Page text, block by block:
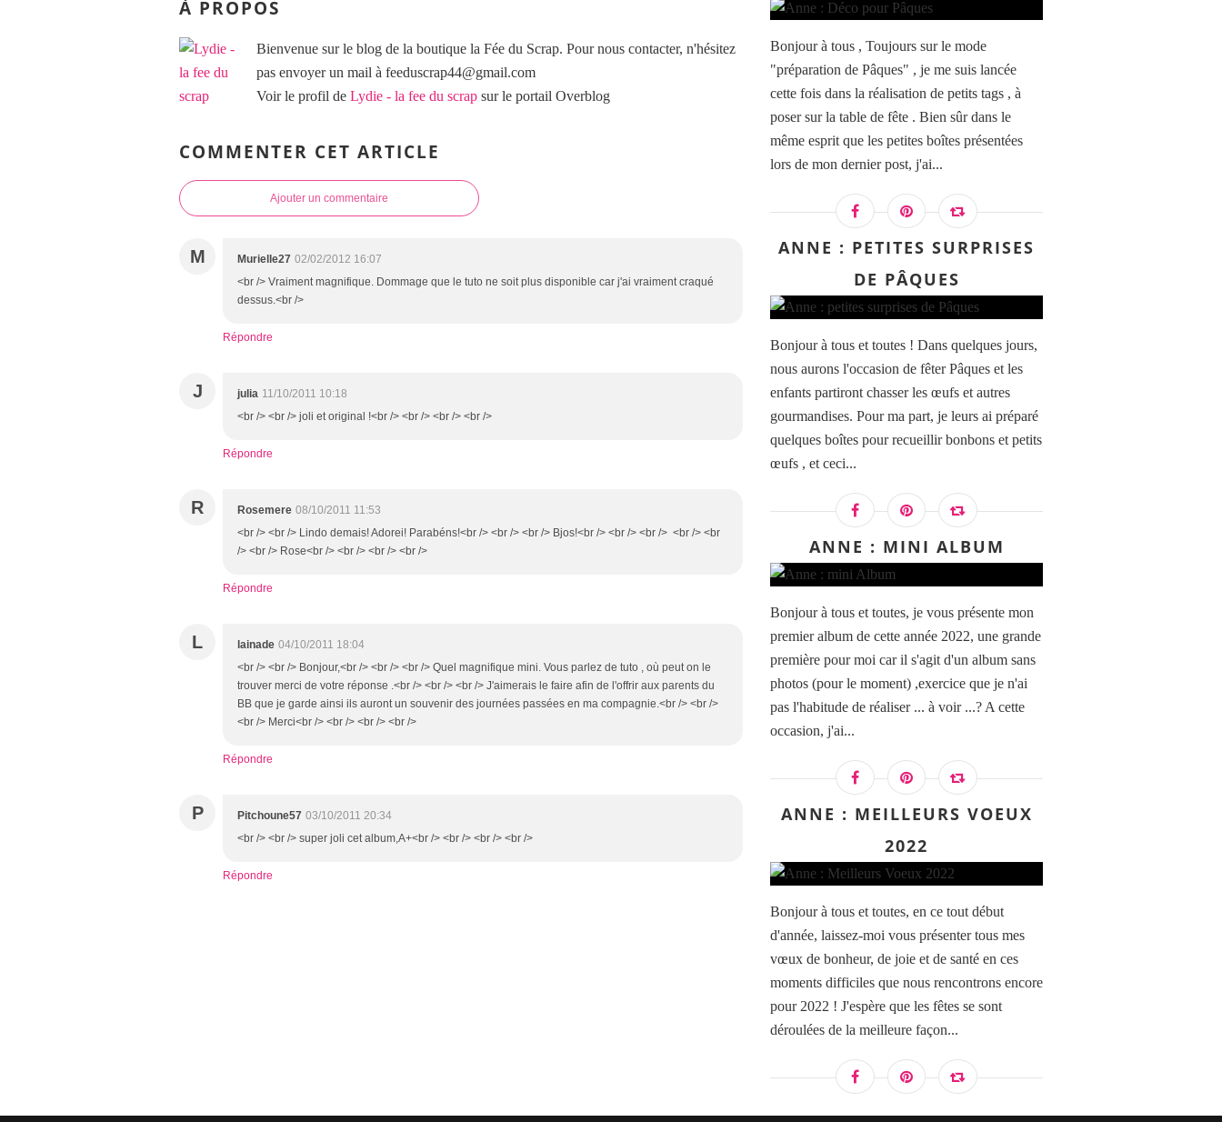
À PROPOS
Bienvenue sur le blog de la boutique la Fée du Scrap. Pour nous contacter, n'hésitez
pas envoyer un mail à feeduscrap44@gmail.com
Voir le profil de Lydie - la fee du scrap sur le portail Overblog
COMMENTER CET ARTICLE
Ajouter un commentaire
M Murielle27 02/02/2012 16:07
<br /> Vraiment magnifique. Dommage que le tuto ne soit plus disponible car j'ai vraiment craqué
dessus.<br />
Répondre
J julia 11/10/2011 10:18
<br /> <br /> joli et original !<br /> <br /> <br /> <br />
Répondre
R Rosemere 08/10/2011 11:53
<br /> <br /> Lindo demais! Adorei! Parabéns!<br /> <br /> <br /> Bjos!<br /> <br /> <br /> <br /> <br
/> <br /> Rose<br /> <br /> <br /> <br />
Répondre
L lainade 04/10/2011 18:04
<br /> <br /> Bonjour,<br /> <br /> <br /> Quel magnifique mini. Vous parlez de tuto , où peut on le
trouver merci de votre réponse .<br /> <br /> <br /> J'aimerais le faire afin de l'offrir aux parents du
BB que je garde ainsi ils auront un souvenir des journées passées en ma compagnie.<br /> <br />
<br /> Merci<br /> <br /> <br /> <br />
Répondre
P Pitchoune57 03/10/2011 20:34
<br /> <br /> super joli cet album,A+<br /> <br /> <br /> <br />
Répondre
Bonjour à tous , Toujours sur le mode
"préparation de Pâques" , je me suis lancée
cette fois dans la réalisation de petits tags , à
poser sur la table de fête . Bien sûr dans le
même esprit que les petites boîtes présentées
lors de mon dernier post, j'ai...
ANNE : PETITES SURPRISES
DE PÂQUES
Bonjour à tous et toutes ! Dans quelques jours,
nous aurons l'occasion de fêter Pâques et les
enfants partiront chasser les œufs et autres
gourmandises. Pour ma part, je leurs ai préparé
quelques boîtes pour recueillir bonbons et petits
œufs , et ceci...
ANNE : MINI ALBUM
Bonjour à tous et toutes, je vous présente mon
premier album de cette année 2022, une grande
première pour moi car il s'agit d'un album sans
photos (pour le moment) ,exercice que je n'ai
pas l'habitude de réaliser ... à voir ...? A cette
occasion, j'ai...
ANNE : MEILLEURS VOEUX
2022
Bonjour à tous et toutes, en ce tout début
d'année, laissez-moi vous présenter tous mes
vœux de bonheur, de joie et de santé en ces
moments difficiles que nous rencontrons encore
pour 2022 ! J'espère que les fêtes se sont
déroulées de la meilleure façon...